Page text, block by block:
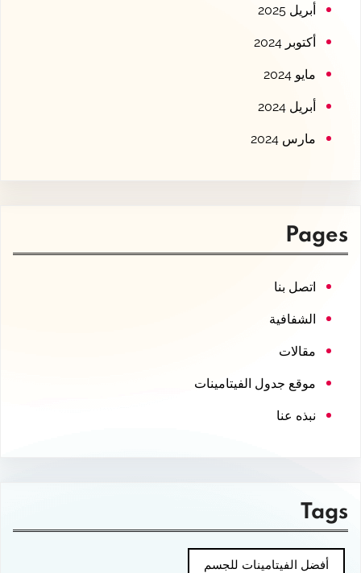
أبريل 2025
أكتوبر 2024
مايو 2024
أبريل 2024
مارس 2024
Pages
اتصل بنا
الشفافية
مقالات
موقع جدول الفيتامينات
نبذه عنا
Tags
أفضل الفيتامينات للجسم